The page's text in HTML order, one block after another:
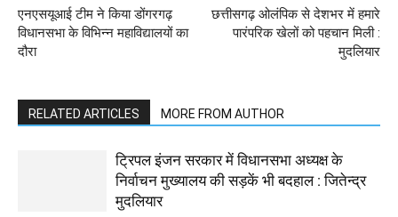
एनएसयूआई टीम ने किया डोंगरगढ़
विधानसभा के विभिन्न महाविद्यालयों का
दौरा
छत्तीसगढ़ ओलंपिक से देशभर में हमारे
पारंपरिक खेलों को पहचान मिली :
मुदलियार
RELATED ARTICLES MORE FROM AUTHOR
ट्रिपल इंजन सरकार में विधानसभा अध्यक्ष के
निर्वाचन मुख्यालय की सड़कें भी बदहाल : जितेन्द्र
मुदलियार